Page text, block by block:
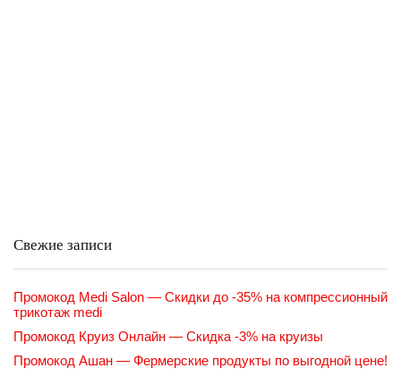
Свежие записи
Промокод Medi Salon — Скидки до -35% на компрессионный
трикотаж medi
Промокод Круиз Онлайн — Скидка -3% на круизы
Промокод Ашан — Фермерские продукты по выгодной цене!